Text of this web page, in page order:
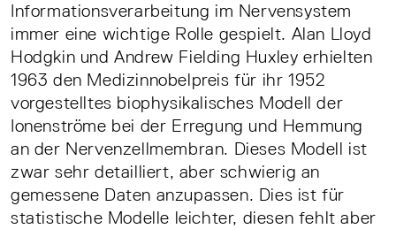
Informationsverarbeitung im Nervensystem
immer eine wichtige Rolle gespielt. Alan Lloyd
Hodgkin und Andrew Fielding Huxley erhielten
1963 den Medizinnobelpreis für ihr 1952
vorgestelltes biophysikalisches Modell der
Ionenströme bei der Erregung und Hemmung
an der Nervenzellmembran. Dieses Modell ist
zwar sehr detailliert, aber schwierig an
gemessene Daten anzupassen. Dies ist für
statistische Modelle leichter, diesen fehlt aber